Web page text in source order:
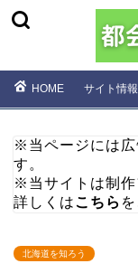
HOME サイト情報
※当ページには広
す。
※当サイトは制作
詳しくはこちら
北海道を知ろう